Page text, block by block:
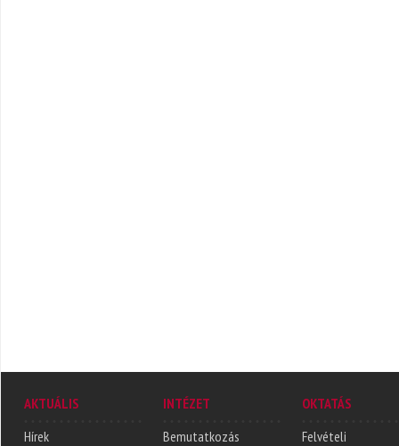
AKTUÁLIS
Hírek
INTÉZET
Bemutatkozás
OKTATÁS
Felvételi